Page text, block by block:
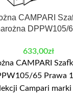
CAMPARI
DPPW105/
633,00zł
CAMPARI
65 Prawa
Campari marki